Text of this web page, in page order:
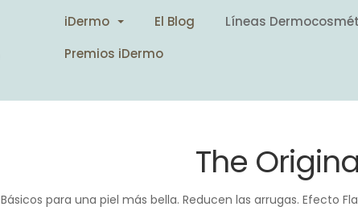
iDermo El Blog Líneas
Premios iDermo
The
Básicos para una piel más bella. Reducen las arrugas. Efecto